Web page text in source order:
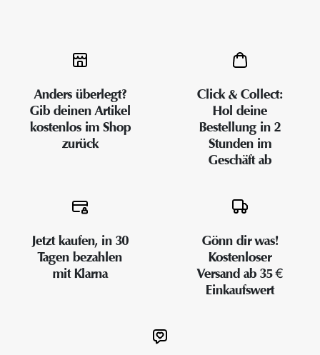
Anders überlegt?
Gib deinen Artikel
kostenlos im Shop
zurück
Click & Collect:
Hol deine
Bestellung in 2
Stunden im
Geschäft ab
Jetzt kaufen, in 30
Tagen bezahlen
mit Klarna
Gönn dir was!
Kostenloser
Versand ab 35 €
Einkaufswert